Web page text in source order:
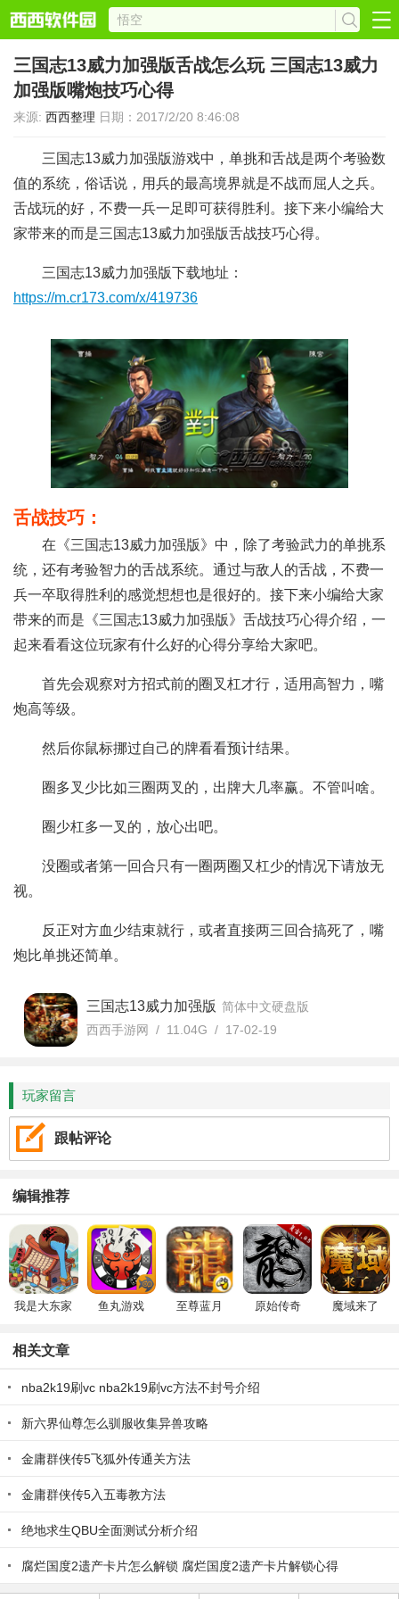
三国志13威力加强版舌战怎么玩 三国志13威力
加强版嘴炮技巧心得
来源: 西西整理 日期：2017/2/20 8:46:08
三国志13威力加强版游戏中，单挑和舌战是两个考验数
值的系统，俗话说，用兵的最高境界就是不战而屈人之兵。
舌战玩的好，不费一兵一足即可获得胜利。接下来小编给大
家带来的而是三国志13威力加强版舌战技巧心得。
三国志13威力加强版下载地址：
https://m.cr173.com/x/419736
舌战技巧：
在《三国志13威力加强版》中，除了考验武力的单挑系
统，还有考验智力的舌战系统。通过与敌人的舌战，不费一
兵一卒取得胜利的感觉想想也是很好的。接下来小编给大家
带来的而是《三国志13威力加强版》舌战技巧心得介绍，一
起来看看这位玩家有什么好的心得分享给大家吧。
首先会观察对方招式前的圈叉杠才行，适用高智力，嘴
炮高等级。
然后你鼠标挪过自己的牌看看预计结果。
圈多叉少比如三圈两叉的，出牌大几率赢。不管叫啥。
圈少杠多一叉的，放心出吧。
没圈或者第一回合只有一圈两圈又杠少的情况下请放无
视。
反正对方血少结束就行，或者直接两三回合搞死了，嘴
炮比单挑还简单。
三国志13威力加强版 简体中文硬盘版
西西手游网 / 11.04G / 17-02-19
玩家留言
跟帖评论
编辑推荐
我是大东家 鱼丸游戏 至尊蓝月 原始传奇 魔域来了
相关文章
nba2k19刷vc nba2k19刷vc方法不封号介绍
新六界仙尊怎么驯服收集异兽攻略
金庸群侠传5飞狐外传通关方法
金庸群侠传5入五毒教方法
绝地求生QBU全面测试分析介绍
腐烂国度2遗产卡片怎么解锁 腐烂国度2遗产卡片解锁心得